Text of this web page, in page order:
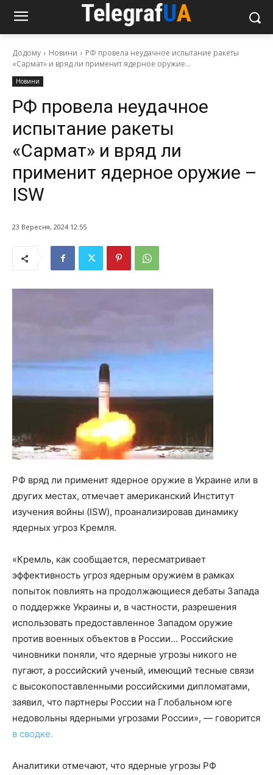
Додому Новини
РФ провела неудачное испытание ракеты
«Сармат» и вряд ли применит ядерное оружие...
Новини
РФ провела неудачное
испытание ракеты
«Сармат» и вряд ли
применит ядерное оружие –
ISW
23 Вересня, 2024 12:55
РФ вряд ли применит ядерное оружие в Украине или в
других местах, отмечает американский Институт
изучения войны (ISW), проанализировав динамику
ядерных угроз Кремля.
«Кремль, как сообщается, пересматривает
эффективность угроз ядерным оружием в рамках
попыток повлиять на продолжающиеся дебаты Запада
о поддержке Украины и, в частности, разрешения
использовать предоставленное Западом оружие
против военных объектов в России… Российские
чиновники поняли, что ядерные угрозы никого не
пугают, а российский ученый, имеющий тесные связи
с высокопоставленными российскими дипломатами,
заявил, что партнеры России на Глобальном юге
недовольны ядерными угрозами России», — говорится
в сводке.
Аналитики отмечают, что ядерные угрозы РФ